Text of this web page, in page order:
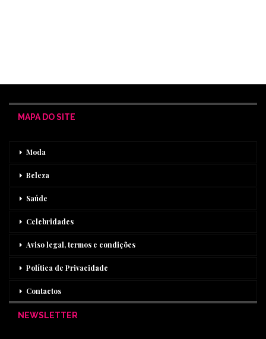
MAPA DO SITE
Moda
Beleza
Saúde
Celebridades
Aviso legal, termos e condições
Política de Privacidade
Contactos
NEWSLETTER